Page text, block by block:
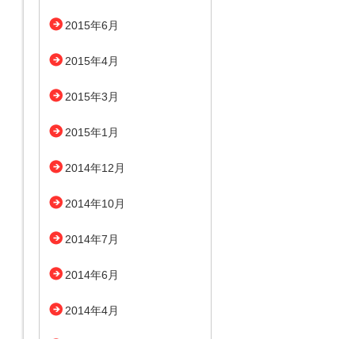
2015年6月
2015年4月
2015年3月
2015年1月
2014年12月
2014年10月
2014年7月
2014年6月
2014年4月